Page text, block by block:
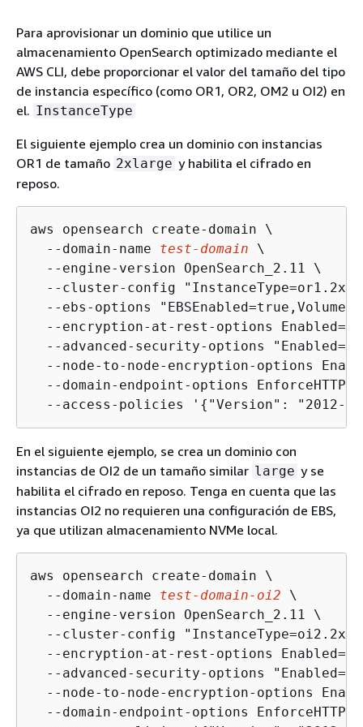
Para aprovisionar un dominio que utilice un
almacenamiento OpenSearch optimizado mediante el
AWS CLI, debe proporcionar el valor del tamaño del tipo
de instancia específico (como OR1, OR2, OM2 u OI2) en
el. InstanceType
El siguiente ejemplo crea un dominio con instancias
OR1 de tamaño 2xlarge y habilita el cifrado en
reposo.
aws opensearch create-domain \
  --domain-name
test-domain \
  --engine-version OpenSearch_2.11 \
--cluster-config
--ebs-options
--encryption-at-rest-options
--advanced-security-options
--node-to-node-encryption-options
--domain-endpoint-options
  --access-policies '
{ "Version": "2012-
En el siguiente ejemplo, se crea un dominio con
instancias de OI2 de un tamaño similar large y se
habilita el cifrado en reposo. Tenga en cuenta que las
instancias OI2 no requieren una configuración de EBS,
ya que utilizan almacenamiento NVMe local.
aws opensearch create-domain \
  --domain-name
test-domain-oi2 \
  --engine-version OpenSearch_2.11 \
--cluster-config
--encryption-at-rest-options
--advanced-security-options
--node-to-node-encryption-options
--domain-endpoint-options